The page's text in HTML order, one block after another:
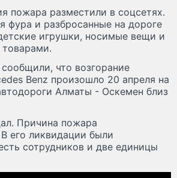
пожара разместили в соцсетях.
фура и разбросанные на дороге
игрушки, носимые вещи и
что возгорание
Benz произошло 20 апреля на
Алматы - Оскемен близ
Причина пожара
его ликвидации были
сотрудников и две единицы